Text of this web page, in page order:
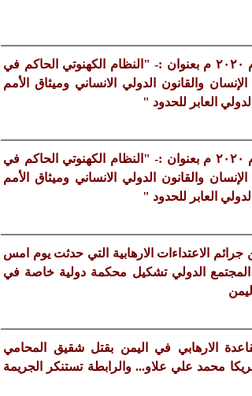
عاجل : تقرير حقوقي دولي شامل للعام ٢٠٢٠ م بعنوان :- "النظام الكهنوتي الحاكم في
والقانون الدولي الانساني وميثاق الأمم
العابر للحدود "
عاجل : تقرير حقوقي دولي شامل للعام ٢٠٢٠ م بعنوان :- "النظام الكهنوتي الحاكم في
والقانون الدولي الانساني وميثاق الأمم
العابر للحدود "
الاعتداءات الارهابية التي حدثت يوم امس
الدولي تشكيل محكمة دولية خاصة في
الارهابي في اليمن بقتل شقيق المحامي
محمد علي علاو... والرابطة تستنكر الجريمة